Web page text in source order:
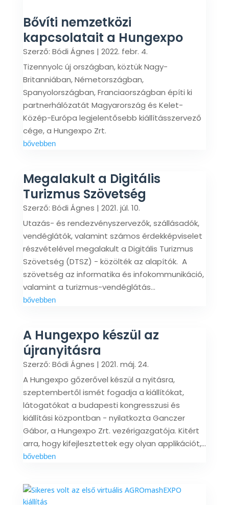
Bővíti nemzetközi
kapcsolatait a Hungexpo
Szerző: Bódi Ágnes | 2022. febr. 4.
Tizennyolc új országban, köztük Nagy-
Britanniában, Németországban,
Spanyolországban, Franciaországban építi ki
partnerhálózatát Magyarország és Kelet-
Közép-Európa legjelentősebb kiállításszervező
cége, a Hungexpo Zrt.
bővebben
Megalakult a Digitális
Turizmus Szövetség
Szerző: Bódi Ágnes | 2021. júl. 10.
Utazás- és rendezvényszervezők, szállásadók,
vendéglátók, valamint számos érdekképviselet
részvételével megalakult a Digitális Turizmus
Szövetség (DTSZ) - közölték az alapítók. A
szövetség az informatika és infokommunikáció,
valamint a turizmus-vendéglátás...
bővebben
A Hungexpo készül az
újranyitásra
Szerző: Bódi Ágnes | 2021. máj. 24.
A Hungexpo gőzerővel készül a nyitásra,
szeptembertől ismét fogadja a kiállítókat,
látogatókat a budapesti kongresszusi és
kiállítási központban - nyilatkozta Ganczer
Gábor, a Hungexpo Zrt. vezérigazgatója. Kitért
arra, hogy kifejlesztettek egy olyan applikációt,...
bővebben